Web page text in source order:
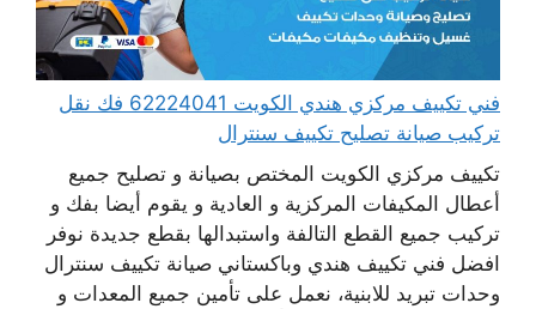
فني تكييف مركزي هندي الكويت 62224041 فك نقل
تركيب صيانة تصليح تكييف سنترال
تكييف مركزي الكويت المختص بصيانة و تصليح جميع
أعطال المكيفات المركزية و العادية و يقوم أيضا بفك و
تركيب جميع القطع التالفة واستبدالها بقطع جديدة نوفر
افضل فني تكييف هندي وباكستاني صيانة تكييف سنترال
وحدات تبريد للابنية، نعمل على تأمين جميع المعدات و